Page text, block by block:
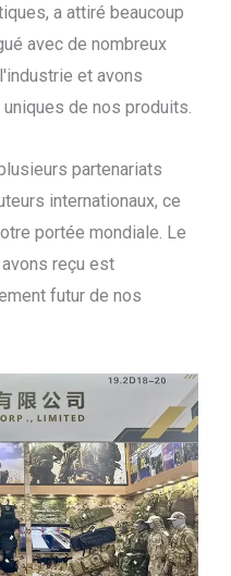
a attiré beaucoup
avec de nombreux
et avons
de nos produits.
partenariats
internationaux, ce
portée mondiale. Le
reçu est
futur de nos